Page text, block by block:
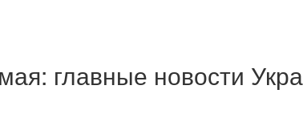
главные новости